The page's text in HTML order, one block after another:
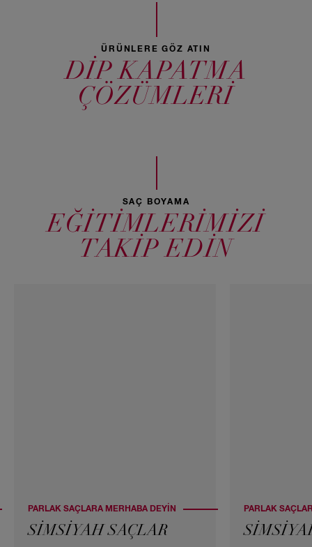
ÜRÜNLERE GÖZ ATIN
DİP KAPATMA
ÇÖZÜMLERİ
SAÇ BOYAMA
EĞİTİMLERİMİZİ
TAKİP EDİN
PARLAK SAÇLARA MERHABA DEYİN
SİMSİYAH SAÇLAR
PARLAK